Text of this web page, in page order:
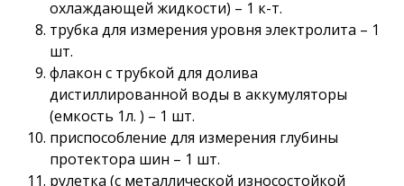
охлаждающей жидкости) – 1 к-т.
трубка для измерения уровня электролита – 1
шт.
флакон с трубкой для долива
дистиллированной воды в аккумуляторы
(емкость 1л. ) – 1 шт.
приспособление для измерения глубины
протектора шин – 1 шт.
рулетка (с металлической износостойкой